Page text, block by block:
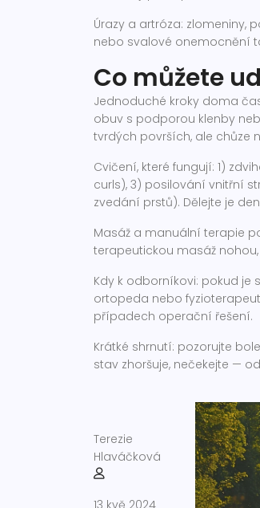
Úrazy a artróza: zlomeniny,
nebo svalové onemocnění
Co můžete
Jednoduché kroky doma
obuv s podporou klenby
tvrdých površích, ale chůze
Cvičení, které fungují: 1)
curls), 3) posilování vnitřní
zvedání prstů). Dělejte je
Masáž a manuální terapie
terapeutickou masáž
Kdy k odborníkovi: pokud je
ortopeda nebo
případech operační řešení.
Krátké shrnutí: pozorujte
stav zhoršuje, nečekejte —
Terezie
Hlaváčková
13 kvě 2024